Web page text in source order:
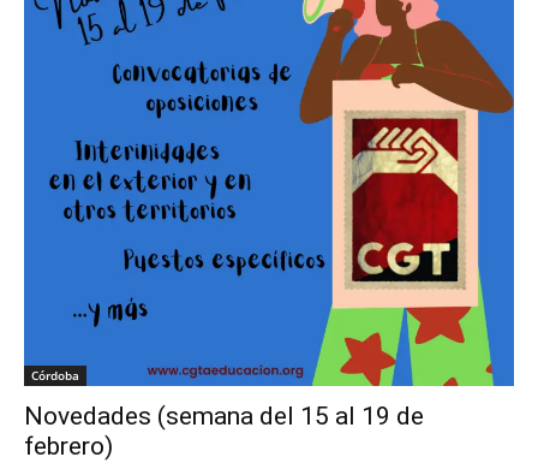
Córdoba
Novedades (semana del 15 al 19 de
febrero)